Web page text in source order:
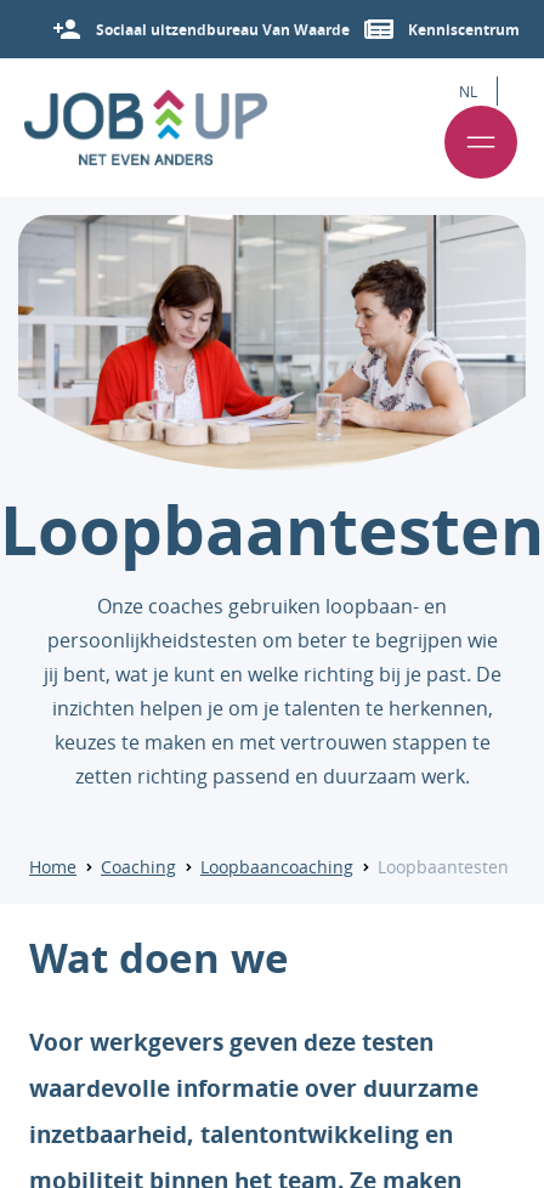
Sociaal uitzendbureau Van Waarde Kenniscentrum
NL
Loopbaantesten
Onze coaches gebruiken loopbaan- en
persoonlijkheidstesten om beter te begrijpen wie
jij bent, wat je kunt en welke richting bij je past. De
inzichten helpen je om je talenten te herkennen,
keuzes te maken en met vertrouwen stappen te
zetten richting passend en duurzaam werk.
Home Coaching Loopbaancoaching Loopbaantesten
Wat doen we
Voor werkgevers geven deze testen
waardevolle informatie over duurzame
inzetbaarheid, talentontwikkeling en
mobiliteit binnen het team. Ze maken